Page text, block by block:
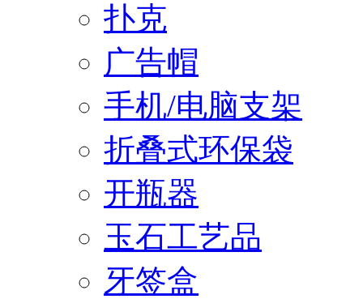
扑克
广告帽
手机/电脑支架
折叠式环保袋
开瓶器
玉石工艺品
牙签盒